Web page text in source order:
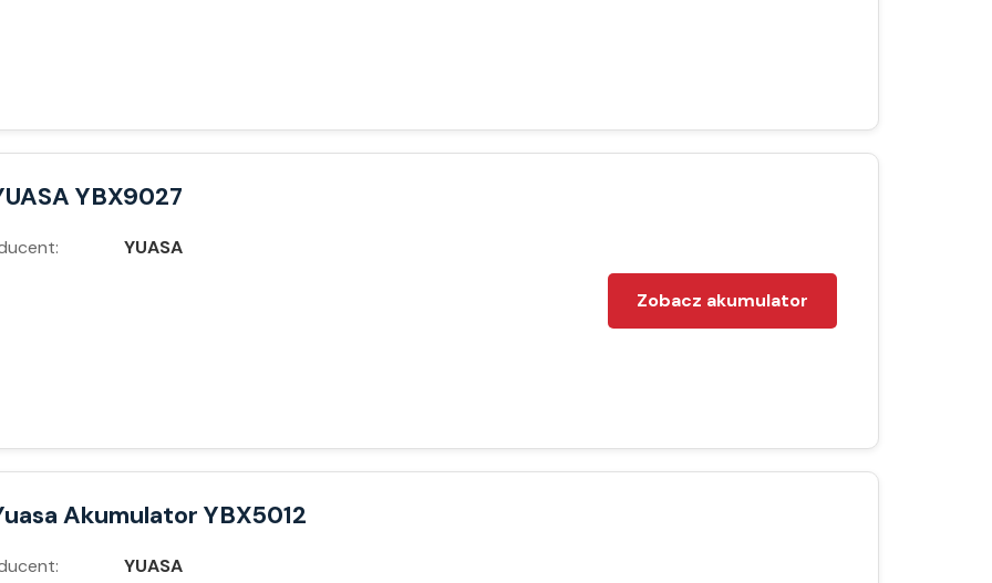
YBX9027
YUASA
Zobacz akumulator
Akumulator YBX5012
YUASA